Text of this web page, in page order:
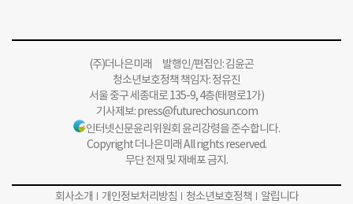
(주)더나은미래 발행인/편집인: 김윤곤
청소년보호정책 책임자: 정유진
서울 중구 세종대로 135-9, 4층(태평로1가)
기사제보:press@futurechosun.com
인터넷신문윤리위원회 윤리강령을 준수합니다.
Copyright 더나은미래 All rights reserved.
무단 전재 및 재배포 금지.
회사소개 개인정보처리방침 청소년보호정책 알립니다